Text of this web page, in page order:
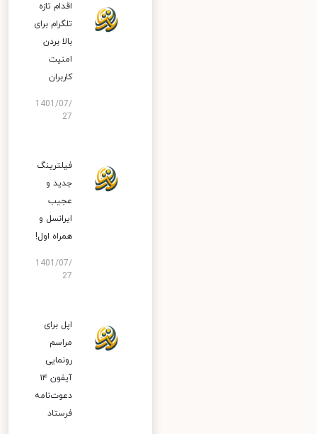
اقدام تازه
تلگرام برای
بالا بردن
امنیت
کاربران
1401/07/
27
فیلترینگ
جدید و
عجیب
ایرانسل و
همراه اول!
1401/07/
27
اپل برای
مراسم
رونمایی
آیفون ۱۴
دعوت‌نامه
فرستاد